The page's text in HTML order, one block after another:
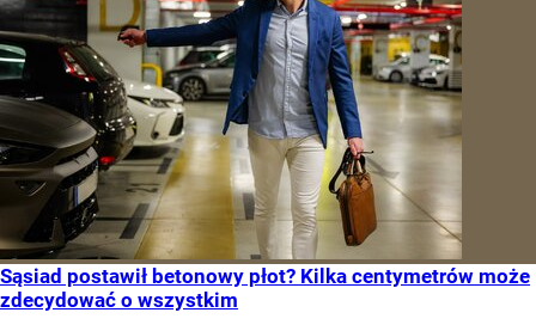
Sąsiad postawił betonowy płot? Kilka centymetrów może
zdecydować o wszystkim